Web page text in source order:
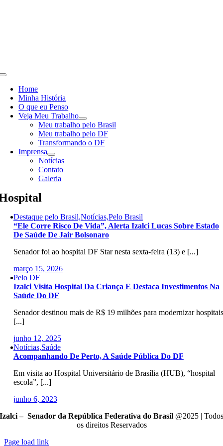
Toggle
NavigationHome
Minha História
O que eu Penso
Veja Meu Trabalho
Meu trabalho pelo Brasil
Meu trabalho pelo DF
Transformando o DF
Imprensa
Notícias
Contato
Galeria
Destaque pelo Brasil,Notícias,Pelo Brasil
“Ele Corre Risco De Vida”, Alerta Izalci Lucas Sobre Estado
De Saúde De Jair Bolsonaro
Senador foi ao hospital DF Star nesta sexta-feira (13) e [...]
março 15, 2026
Pelo DF
Izalci Visita Hospital Da Criança E Destaca Investimentos Na
Saúde Do DF
Senador destinou mais de R$ 19 milhões para modernizar
[...]
junho 12, 2025
Notícias,Saúde
Acompanhando De Perto, A Saúde Pública Do DF
Em visita ao Hospital Universitário de Brasília (HUB), “hospital
escola”, [...]
junho 6, 2023
Izalci – Senador da República Federativa do Brasil @2025 | Todos
os direitos Reservados
Page load link